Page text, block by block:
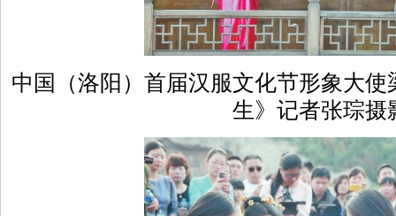
中国（洛阳）首届汉服文化节形象大
生》记者张琮摄